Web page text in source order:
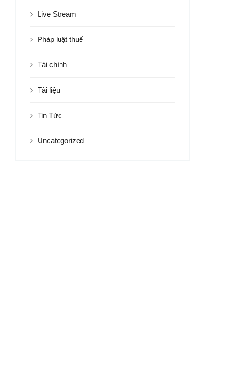
Live Stream
Pháp luật thuế
Tài chính
Tài liệu
Tin Tức
Uncategorized